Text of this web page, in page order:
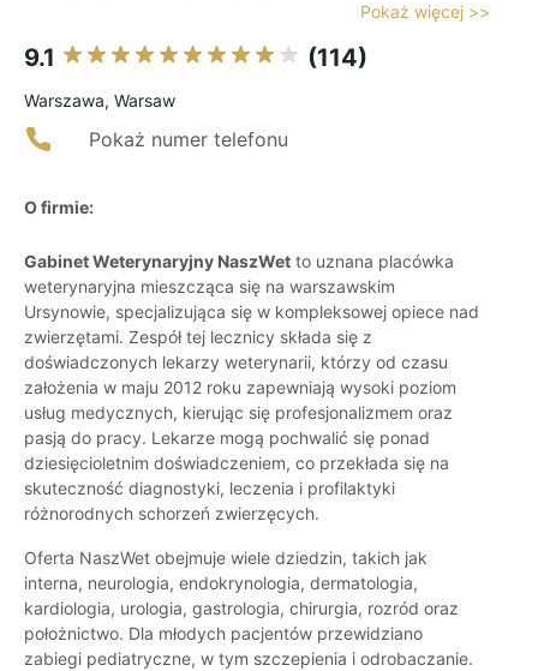
Pokaż więcej >>
9.1 (114)
Warszawa, Warsaw
Pokaż numer telefonu
O firmie:
Gabinet Weterynaryjny NaszWet to uznana placówka
weterynaryjna mieszcząca się na warszawskim
Ursynowie, specjalizująca się w kompleksowej opiece nad
zwierzętami. Zespół tej lecznicy składa się z
doświadczonych lekarzy weterynarii, którzy od czasu
założenia w maju 2012 roku zapewniają wysoki poziom
usług medycznych, kierując się profesjonalizmem oraz
pasją do pracy. Lekarze mogą pochwalić się ponad
dziesięcioletnim doświadczeniem, co przekłada się na
skuteczność diagnostyki, leczenia i profilaktyki
różnorodnych schorzeń zwierzęcych.
Oferta NaszWet obejmuje wiele dziedzin, takich jak
interna, neurologia, endokrynologia, dermatologia,
kardiologia, urologia, gastrologia, chirurgia, rozród oraz
położnictwo. Dla młodych pacjentów przewidziano
zabiegi pediatryczne, w tym szczepienia i odrobaczanie.